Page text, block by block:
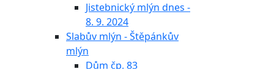
Jistebnický mlýn dnes -
8. 9. 2024
Slabův mlýn - Štěpánkův
mlýn
Dům čp. 83